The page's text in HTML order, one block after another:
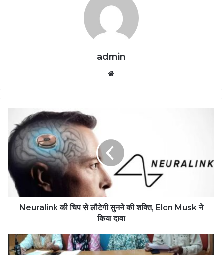
admin
Neuralink की चिप से लौटेगी सुनने की शक्ति, Elon Musk ने
किया दावा